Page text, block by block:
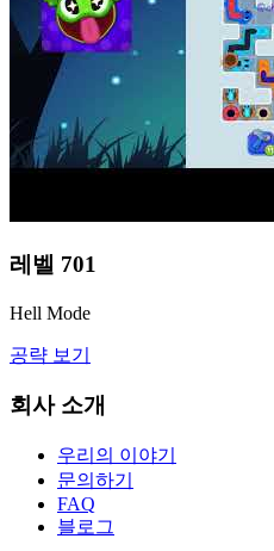
레벨 701
Hell Mode
공략 보기
회사 소개
우리의 이야기
문의하기
FAQ
블로그